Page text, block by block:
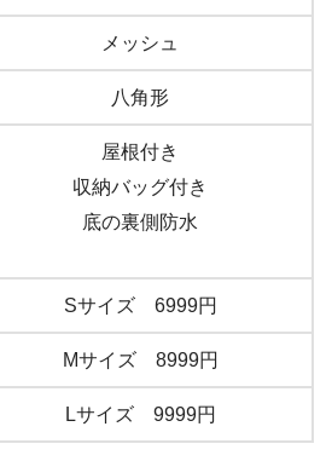
メッシュ
八角形
屋根付き
収納バッグ付き
底の裏側防水
Sサイズ 6999円
Mサイズ 8999円
Lサイズ 9999円